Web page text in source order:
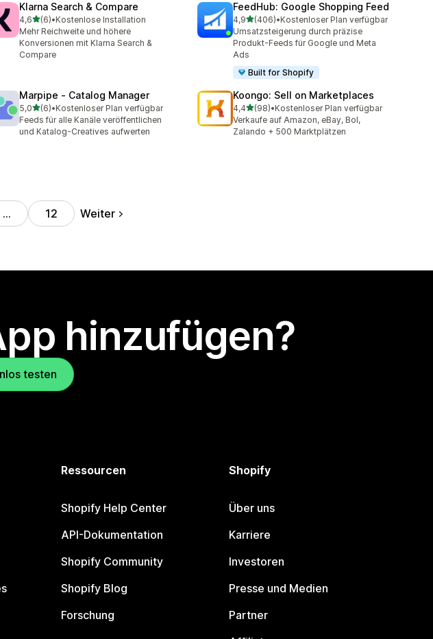
Klarna Search & Compare
4,6von 5 Sternen
(6)
6 Rezensionen insgesamt
•Kostenlose Installation
Mehr Reichweite und höhere
Konversionen mit Klarna Search &
Compare
FeedHub: Google Shopping Feed
4,9von 5 Sternen
(406)
406 Rezensionen insgesamt
•Kostenloser Plan verfügbar
Umsatzsteigerung durch präzise
Produkt-Feeds für Google und Meta
Ads
Built for Shopify
Marpipe ‑ Catalog Manager
5,0von 5 Sternen
(6)
6 Rezensionen insgesamt
•Kostenloser Plan verfügbar
Feeds für alle Kanäle veröffentlichen
und Katalog-Creatives aufwerten
Koongo: Sell on Marketplaces
4,4von 5 Sternen
(98)
98 Rezensionen insgesamt
•Kostenloser Plan verfügbar
Verkaufe auf Amazon, eBay, Bol,
Zalando + 500 Marktplätzen
… 12 Weiter
hinzufügen?
testen
Ressourcen
Shopify Help Center
API-Dokumentation
Shopify Community
Shopify Blog
Forschung
Shopify
Über uns
Karriere
Investoren
Presse und Medien
Partner